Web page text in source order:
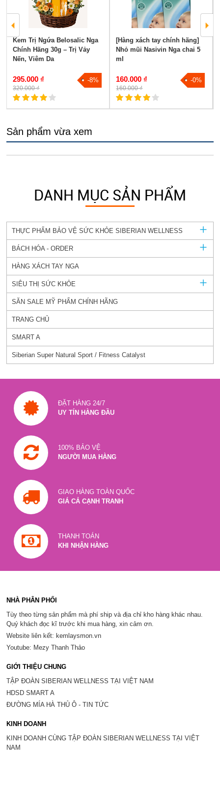
Kem Trị Ngứa Belosalic Nga
Chính Hãng 30g – Trị Vảy
Nến, Viêm Da
295.000 ₫
320.000 ₫
-8%
[Hàng xách tay chính hãng]
Nhỏ mũi Nasivin Nga chai 5
ml
160.000 ₫
160.000 ₫
-0%
Sản phẩm vừa xem
DANH MỤC SẢN PHẨM
THỰC PHẨM BẢO VỆ SỨC KHỎE SIBERIAN WELLNESS
BÁCH HÓA - ORDER
HÀNG XÁCH TAY NGA
SIÊU THỊ SỨC KHỎE
SĂN SALE MỸ PHẨM CHÍNH HÃNG
TRANG CHỦ
SMART A
Siberian Super Natural Sport / Fitness Catalyst
ĐẶT HÀNG 24/7
UY TÍN HÀNG ĐẦU
100% BẢO VỆ
NGƯỜI MUA HÀNG
GIAO HÀNG TOÀN QUỐC
GIÁ CẢ CẠNH TRANH
THANH TOÁN
KHI NHẬN HÀNG
NHÀ PHÂN PHỐI
Tùy theo từng sản phẩm mà phí ship và địa chỉ kho hàng khác nhau.
Quý khách đọc kĩ trước khi mua hàng, xin cảm ơn.
Website liên kết: kemlaysmon.vn
Youtube: Mezy Thanh Thảo
GIỚI THIỆU CHUNG
TẬP ĐOÀN SIBERIAN WELLNESS TẠI VIỆT NAM
HDSD SMART A
ĐƯỜNG MÍA HÀ THỦ Ô - TIN TỨC
KINH DOANH
KINH DOANH CÙNG TẬP ĐOÀN SIBERIAN WELLNESS TẠI VIỆT
NAM